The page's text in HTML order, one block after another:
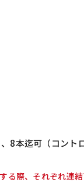
8本迄可（コント
際、それぞれ連